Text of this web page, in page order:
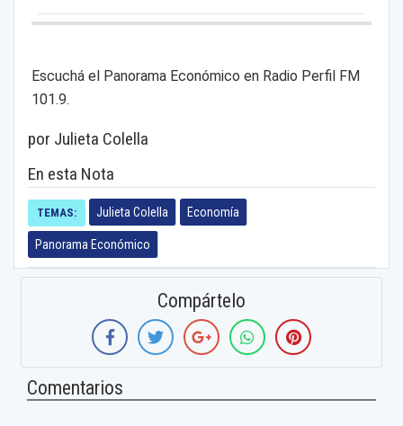
Escuchá el Panorama Económico en Radio Perfil FM
101.9.
por Julieta Colella
En esta Nota
TEMAS: Julieta Colella Economía
Panorama Económico
Compártelo
Comentarios